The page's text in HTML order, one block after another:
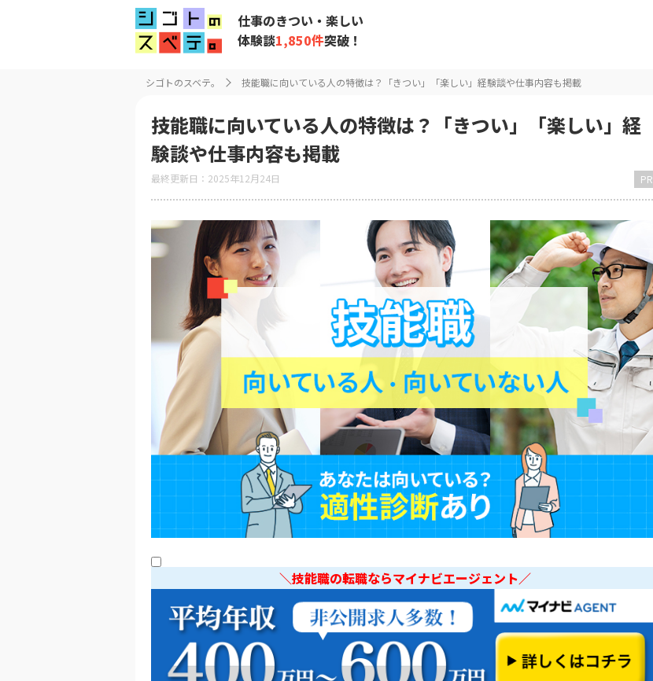
仕事のきつい・楽しい
体験談1,850件突破！
シゴトのスベテ。 技能職に向いている人の特徴は？「きつい」「楽しい」経験談や仕事内容も掲載
技能職に向いている人の特徴は？「きつい」「楽しい」経
験談や仕事内容も掲載
最終更新日：2025年12月24日 PR
＼技能職の転職ならマイナビエージェント／